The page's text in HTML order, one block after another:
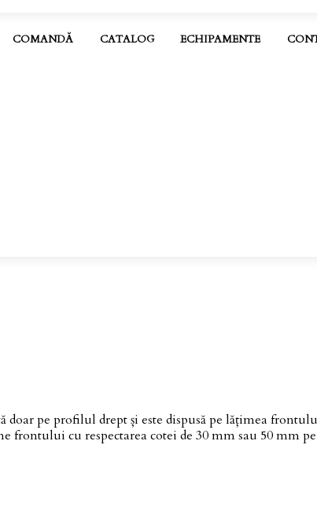
COMANDĂ CATALOG ECHIPAMENTE
pe profilul drept și este dispusă pe lățimea
frontului cu respectarea cotei de 30 mm sau 50 mm pe